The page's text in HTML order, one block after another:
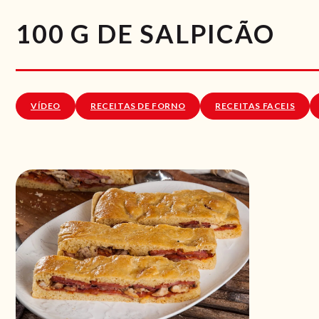
100 G DE SALPICÃO
VÍDEO RECEITAS DE FORNO RECEITAS FACEIS